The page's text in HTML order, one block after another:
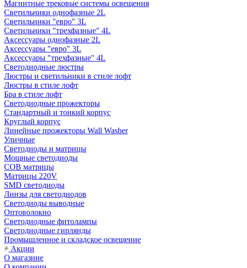
Магнитные трековые системы освещения
Светильники однофазные 2L
Светильники "евро" 3L
Светильники "трехфазные" 4L
Аксессуары однофазные 2L
Аксессуары "евро" 3L
Аксессуары "трехфазные" 4L
Светодиодные люстры
Люстры и светильники в стиле лофт
Люстры в стиле лофт
Бра в стиле лофт
Светодиодные прожекторы
Стандартный и тонкий корпус
Круглый корпус
Линейные прожекторы Wall Washer
Уличные
Светодиоды и матрицы
Мощные светодиоды
COB матрицы
Матрицы 220V
SMD светодиоды
Линзы для светодиодов
Светодиоды выводные
Оптоволокно
Светодиодные фитолампы
Светодиодные гирлянды
Промышленное и складское освещение
Акции
О магазине